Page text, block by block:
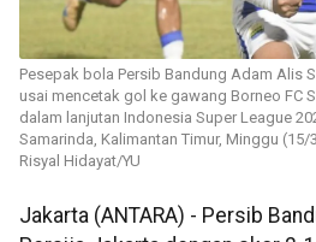
Pesepak bola Persib Bandung Adam Alis
usai mencetak gol ke gawang Borneo FC
dalam lanjutan Indonesia Super League
Samarinda, Kalimantan Timur, Minggu (15/
Risyal Hidayat/YU
Jakarta (ANTARA) - Persib